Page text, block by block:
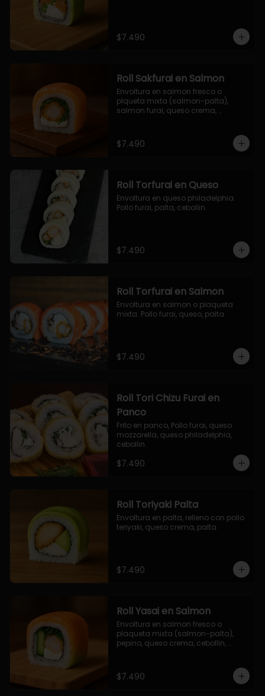
$7.490
Roll Sakfurai en Salmon
Envoltura en salmon fresco o
plqueta mixta (salmon-palta),
salmon furai, queso crema,
$7.490
Roll Torfurai en Queso
Envoltura en queso philadelphia.
Pollo furai, palta, cebollin.
$7.490
Roll Torfurai en Salmon
Envoltura en salmon o plaqueta
mixta. Pollo furai, queso, palta.
$7.490
Roll Tori Chizu Furai en
Panco
Frito en panco, Pollo furai, queso
mozzarella, queso philadelphia,
cebollin.
$7.490
Roll Toriyaki Palta
Envoltura en palta, relleno con pollo
teriyaki, queso crema, palta.
$7.490
Roll Yasai en Salmon
Envoltura en salmon fresco o
plaqueta mixta (salmon-palta),
pepino, queso crema, cebollin,
$7.490